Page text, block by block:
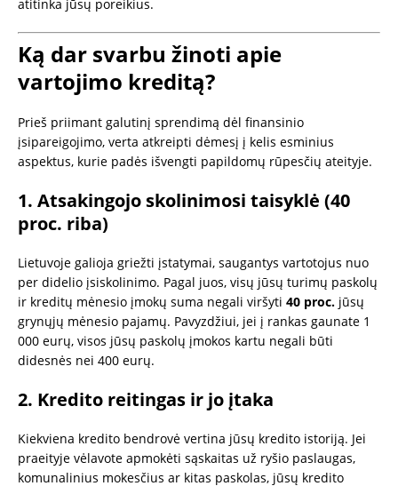
atitinka jūsų poreikius.
Ką dar svarbu žinoti apie
vartojimo kreditą?
Prieš priimant galutinį sprendimą dėl finansinio
įsipareigojimo, verta atkreipti dėmesį į kelis esminius
aspektus, kurie padės išvengti papildomų rūpesčių ateityje.
1. Atsakingojo skolinimosi taisyklė (40
proc. riba)
Lietuvoje galioja griežti įstatymai, saugantys vartotojus nuo
per didelio įsiskolinimo. Pagal juos, visų jūsų turimų paskolų
ir kreditų mėnesio įmokų suma negali viršyti 40 proc. jūsų
grynųjų mėnesio pajamų. Pavyzdžiui, jei į rankas gaunate 1
000 eurų, visos jūsų paskolų įmokos kartu negali būti
didesnės nei 400 eurų.
2. Kredito reitingas ir jo įtaka
Kiekviena kredito bendrovė vertina jūsų kredito istoriją. Jei
praeityje vėlavote apmokėti sąskaitas už ryšio paslaugas,
komunalinius mokesčius ar kitas paskolas, jūsų kredito